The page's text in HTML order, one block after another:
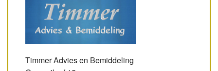
Timmer Advies en Bemiddeling